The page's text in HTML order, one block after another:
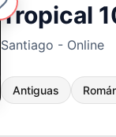
Tropical
Santiago - Online
Antiguas